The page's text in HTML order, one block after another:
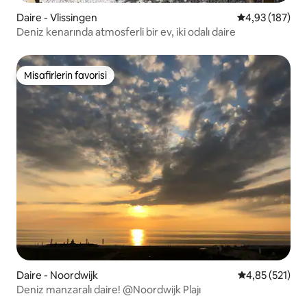
Daire - Vlissingen 5 üzerinden
4,93 (187)
Deniz kenarında atmosferli bir ev, iki odalı daire
Misafirlerin favorisi
Misafirlerin favorisi
Daire - Noordwijk 5 üzerinden
4,85 (521)
Deniz manzaralı daire! @Noordwijk Plajı